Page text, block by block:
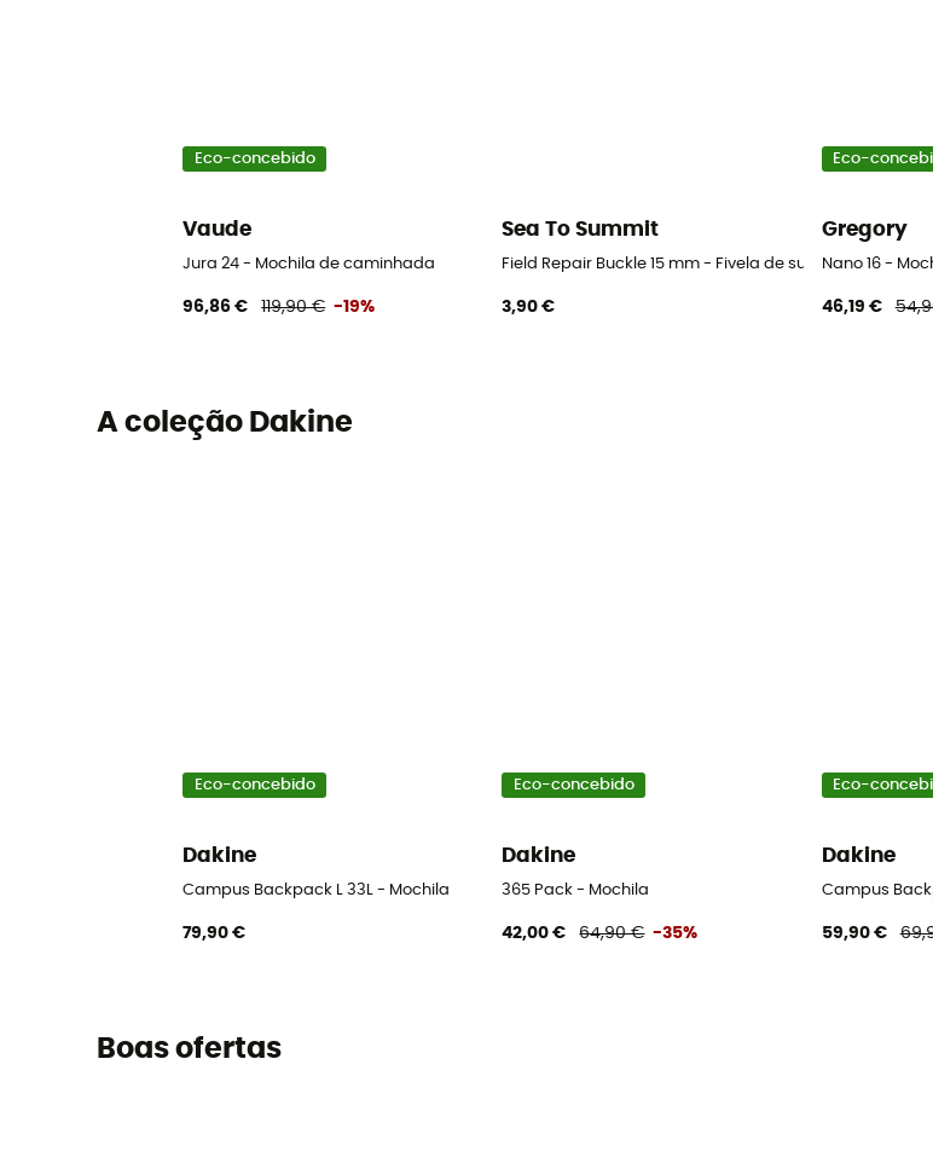
Eco-concebido
Vaude
Jura 24 - Mochila de caminhada
96,86 € 119,90 € -19%
Sea To Summit
Field Repair Buckle 15 mm - Fivela de substituição
3,90 €
Eco-
Gregory
Nano 16 -
46,19 €
A coleção Dakine
Eco-concebido
Dakine
Campus Backpack L 33L - Mochila
79,90 €
Eco-concebido
Dakine
365 Pack - Mochila
42,00 € 64,90 € -35%
Eco-
Dakine
Campus
59,90 €
Boas ofertas